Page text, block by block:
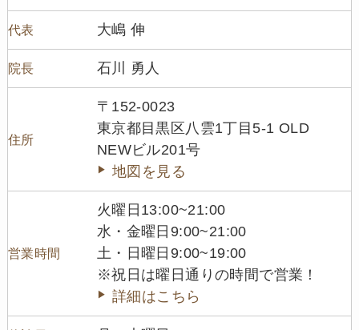
代表 大嶋 伸
院長 石川 勇人
住所
〒152-0023
東京都目黒区八雲1丁目5-1 OLD
NEWビル201号
地図を見る
営業時間
火曜日13:00~21:00
水・金曜日9:00~21:00
土・日曜日9:00~19:00
※祝日は曜日通りの時間で営業！
詳細はこちら